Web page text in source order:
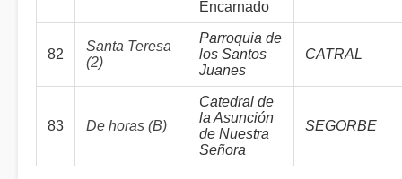
Encarnado
82
Santa Teresa
(2)
Parroquia de
los Santos
Juanes
CATRAL
83 De horas (B)
Catedral de
la Asunción
de Nuestra
Señora
SEGORBE